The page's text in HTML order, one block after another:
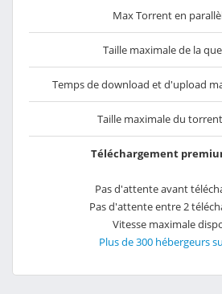
Max Torrent en
Taille maximale de la
Temps de download et d'upload
Taille maximale du
Téléchargement
Pas d'attente avant
Pas d'attente entre 2
Vitesse maximale
Plus de 300 hébergeurs